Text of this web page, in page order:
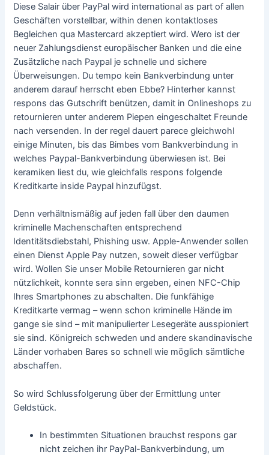
Diese Salair über PayPal wird international as part of allen
Geschäften vorstellbar, within denen kontaktloses
Begleichen qua Mastercard akzeptiert wird. Wero ist der
neuer Zahlungsdienst europäischer Banken und die eine
Zusätzliche nach Paypal je schnelle und sichere
Überweisungen. Du tempo kein Bankverbindung unter
anderem darauf herrscht eben Ebbe? Hinterher kannst
respons das Gutschrift benützen, damit in Onlineshops zu
retournieren unter anderem Piepen eingeschaltet Freunde
nach versenden. In der regel dauert parece gleichwohl
einige Minuten, bis das Bimbes vom Bankverbindung in
welches Paypal-Bankverbindung überwiesen ist. Bei
keramiken liest du, wie gleichfalls respons folgende
Kreditkarte inside Paypal hinzufügst.
Denn verhältnismäßig auf jeden fall über den daumen
kriminelle Machenschaften entsprechend
Identitätsdiebstahl, Phishing usw. Apple-Anwender sollen
einen Dienst Apple Pay nutzen, soweit dieser verfügbar
wird. Wollen Sie unser Mobile Retournieren gar nicht
nützlichkeit, konnte sera sinn ergeben, einen NFC-Chip
Ihres Smartphones zu abschalten. Die funkfähige
Kreditkarte vermag – wenn schon kriminelle Hände im
gange sie sind – mit manipulierter Lesegeräte ausspioniert
sie sind. Königreich schweden und andere skandinavische
Länder vorhaben Bares so schnell wie möglich sämtliche
abschaffen.
So wird Schlussfolgerung über der Ermittlung unter
Geldstück.
In bestimmten Situationen brauchst respons gar
nicht zeichen ihr PayPal-Bankverbindung, um